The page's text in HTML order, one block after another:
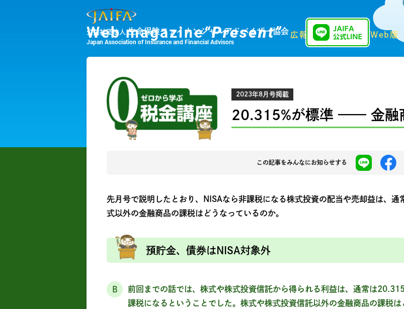
公益社団法人 生命保険ファイナンシャルアドバイザー協会
Japan Association of Insurance and Financial Advisors
Web magazine“Present” 広報誌「Present」Web版
2023年8月号掲載
20.315%が標準 —— 金
この記事をみんなにお知らせする
先月号で説明したとおり、NISAなら非課税になる株式投資の配当や売却益は、
式以外の金融商品の課税はどうなっているのか。
預貯金、債券はNISA対象外
B
前回までの話では、株式や株式投資信託から得られる利益は、通常は
課税になるということでした。株式や株式投資信託以外の金融商品の課税は